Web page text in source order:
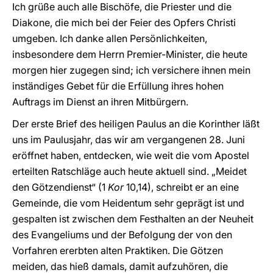
Ich grüße auch alle Bischöfe, die Priester und die
Diakone, die mich bei der Feier des Opfers Christi
umgeben. Ich danke allen Persönlichkeiten,
insbesondere dem Herrn Premier-Minister, die heute
morgen hier zugegen sind; ich versichere ihnen mein
inständiges Gebet für die Erfüllung ihres hohen
Auftrags im Dienst an ihren Mitbürgern.
Der erste Brief des heiligen Paulus an die Korinther läßt
uns im Paulusjahr, das wir am vergangenen 28. Juni
eröffnet haben, entdecken, wie weit die vom Apostel
erteilten Ratschläge auch heute aktuell sind. „Meidet
den Götzendienst“ (1 Kor10,14), schreibt er an eine
Gemeinde, die vom Heidentum sehr geprägt ist und
gespalten ist zwischen dem Festhalten an der Neuheit
des Evangeliums und der Befolgung der von den
Vorfahren ererbten alten Praktiken. Die Götzen
meiden, das hieß damals, damit aufzuhören, die